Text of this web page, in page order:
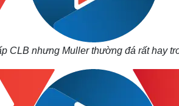
CLB nhưng Muller thường đá rất hay